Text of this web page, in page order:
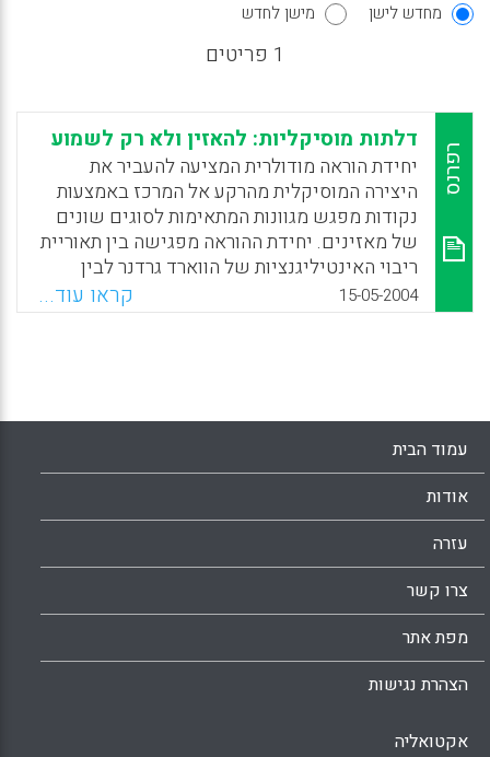
מחדש לישן
מישן לחדש
1 פריטים
רפרנס
דלתות מוסיקליות: להאזין ולא רק לשמוע
יחידת הוראה מודולרית המציעה להעביר את
היצירה המוסיקלית מהרקע אל המרכז באמצעות
נקודות מפגש מגוונות המתאימות לסוגים שונים
של מאזינים. יחידת ההוראה מפגישה בין תאוריית
ריבוי האינטיליגנציות של הווארד גרדנר לבין
עקרונות הניתוח המוסיקליים כפי שנוסחו על ידי
ז'אן לה רו. הספר מגיש רפורטואר של 24 יצירות
מתאר את ה"דלתות" של גארדנר; והשלישי מדבר
על חשיבותה של ההאזנה למוסיקה. (נתן שחר,
קלאודיה גלושנקוף, עדי סולקין)
WhatsApp
Facebook
Email
X
15-05-2004 קראו עוד...
עמוד הבית
אודות
עזרה
צרו קשר
מפת אתר
הצהרת נגישות
אקטואליה